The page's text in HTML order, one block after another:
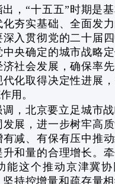
出，“十五五”时期是
夯实基础、全面发
入贯彻党的二十届
央确定的城市战略
社会发展，确保率
化取得决定性进展
用。
调，北京要立足城市
展，进一步树牢高
减、有保有压中推
和量的合理增长。
能这个推动京津冀协
持控增量和疏存量相